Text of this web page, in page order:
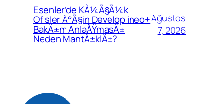
Esenler’de KÃ¼Ã§Ã¼k
Ofisler Ä°Ã§in Develop ineo+
BakÄ±m AnlaÅŸmasÄ±
Neden MantÄ±klÄ±?
Ağustos
7, 2026